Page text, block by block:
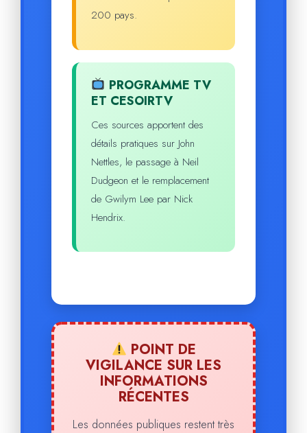
200 pays.
PROGRAMME TV
ET CESOIRTV
Ces sources apportent des
détails pratiques sur John
Nettles, le passage à Neil
Dudgeon et le remplacement
de Gwilym Lee par Nick
Hendrix.
POINT DE
VIGILANCE SUR LES
INFORMATIONS
RÉCENTES
Les données publiques restent très